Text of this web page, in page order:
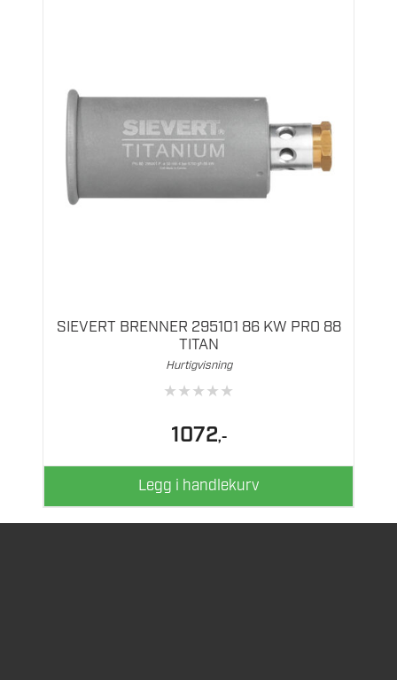
SIEVERT BRENNER 295101 86 KW PRO 88
TITAN
Hurtigvisning
★★★★★
1072,-
Legg i handlekurv